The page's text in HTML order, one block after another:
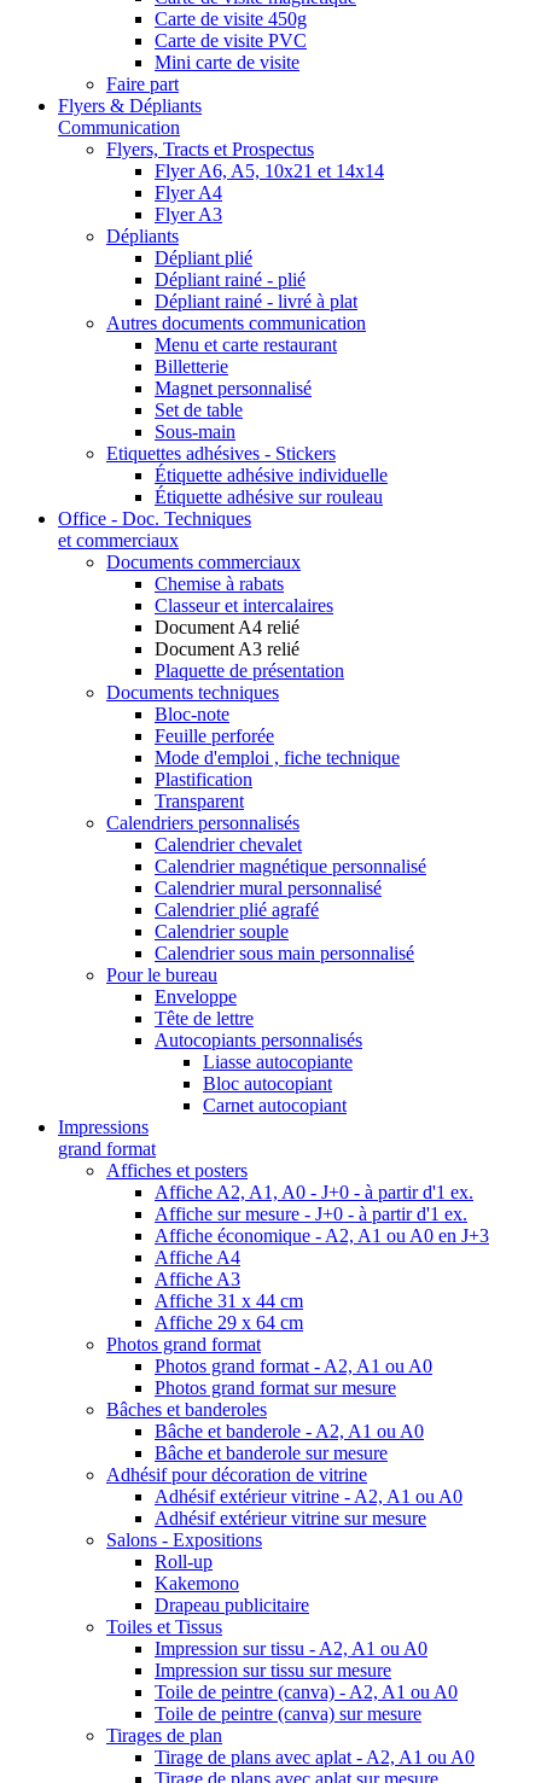
Carte de visite 450g
Carte de visite PVC
Mini carte de visite
Faire part
Flyers & Dépliants
Communication
Flyers, Tracts et Prospectus
Flyer A6, A5, 10x21 et 14x14
Flyer A4
Flyer A3
Dépliants
Dépliant plié
Dépliant rainé - plié
Dépliant rainé - livré à plat
Autres documents communication
Menu et carte restaurant
Billetterie
Magnet personnalisé
Set de table
Sous-main
Etiquettes adhésives - Stickers
Étiquette adhésive individuelle
Étiquette adhésive sur rouleau
Office - Doc. Techniques
et commerciaux
Documents commerciaux
Chemise à rabats
Classeur et intercalaires
Document A4 relié
Document A3 relié
Plaquette de présentation
Documents techniques
Bloc-note
Feuille perforée
Mode d'emploi , fiche technique
Plastification
Transparent
Calendriers personnalisés
Calendrier chevalet
Calendrier magnétique personnalisé
Calendrier mural personnalisé
Calendrier plié agrafé
Calendrier souple
Calendrier sous main personnalisé
Pour le bureau
Enveloppe
Tête de lettre
Autocopiants personnalisés
Liasse autocopiante
Bloc autocopiant
Carnet autocopiant
Impressions
grand format
Affiches et posters
Affiche A2, A1, A0 - J+0 - à partir d'1 ex.
Affiche sur mesure - J+0 - à partir d'1 ex.
Affiche économique - A2, A1 ou A0 en J+3
Affiche A4
Affiche A3
Affiche 31 x 44 cm
Affiche 29 x 64 cm
Photos grand format
Photos grand format - A2, A1 ou A0
Photos grand format sur mesure
Bâches et banderoles
Bâche et banderole - A2, A1 ou A0
Bâche et banderole sur mesure
Adhésif pour décoration de vitrine
Adhésif extérieur vitrine - A2, A1 ou A0
Adhésif extérieur vitrine sur mesure
Salons - Expositions
Roll-up
Kakemono
Drapeau publicitaire
Toiles et Tissus
Impression sur tissu - A2, A1 ou A0
Impression sur tissu sur mesure
Toile de peintre (canva) - A2, A1 ou A0
Toile de peintre (canva) sur mesure
Tirages de plan
Tirage de plans avec aplat - A2, A1 ou A0
Tirage de plans avec aplat sur mesure